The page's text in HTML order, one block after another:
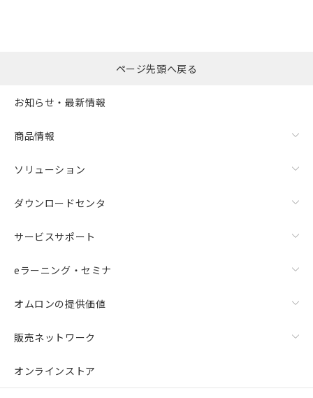
ページ先頭へ戻る
お知らせ・最新情報
商品情報
ソリューション
ダウンロードセンタ
サービスサポート
eラーニング・セミナ
オムロンの提供価値
販売ネットワーク
オンラインストア